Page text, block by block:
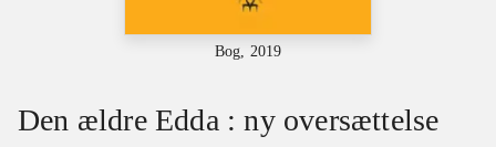
Bog, 2019
Den ældre Edda : ny oversættelse